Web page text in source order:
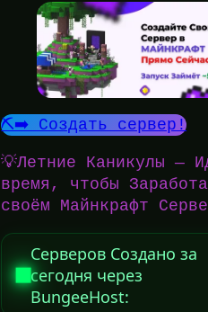
⛏️➡️ Создать сервер!
💡Летние Каникулы —
время, чтобы
своём Майнкрафт
Серверов Создано за
сегодня через
BungeeHost: